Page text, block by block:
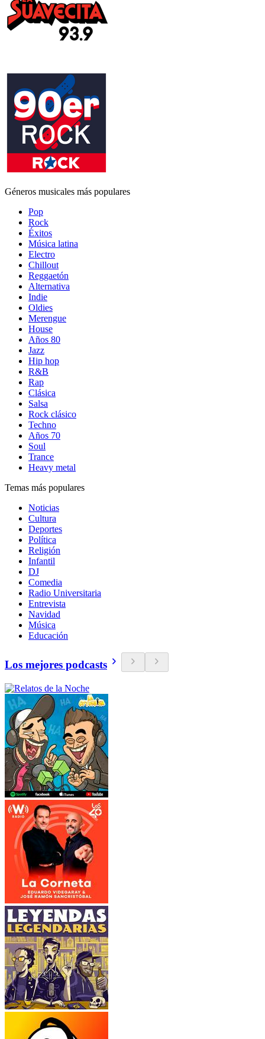
Géneros musicales más populares
Pop
Rock
Éxitos
Música latina
Electro
Chillout
Reggaetón
Alternativa
Indie
Oldies
Merengue
House
Años 80
Jazz
Hip hop
R&B
Rap
Clásica
Salsa
Rock clásico
Techno
Años 70
Soul
Trance
Heavy metal
Temas más populares
Noticias
Cultura
Deportes
Política
Religión
Infantil
DJ
Comedia
Radio Universitaria
Entrevista
Navidad
Música
Educación
Los mejores podcasts